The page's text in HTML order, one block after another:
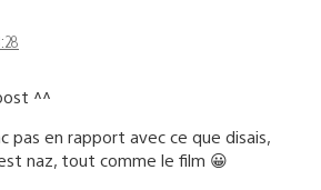
^^
pas en rapport avec ce que disais,
naz, tout comme le film 😀